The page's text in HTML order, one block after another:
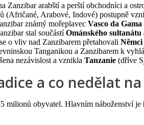
Zanzibar arabští a perští obchodníci a
(Afričané, Arabové, Indové) postupně
známý mořeplavec Vasco da Gama
stal součástíOmánského sultanátu
o vliv nad Zanzibarem přetahovali
Tanganikou a Zanzibarem k
nezávislost a vznikla Tanzanie (dříve
a co nedělat
milionů obyvatel. Hlavním náboženství je